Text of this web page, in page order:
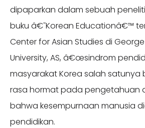
dipaparkan dalam sebuah
buku â€˜Korean Educationâ€™
Center for Asian Studies di
University, AS, â€œsindrom
masyarakat Korea salah satunya
rasa hormat pada pengetahuan
bahwa kesempurnaan manusia
pendidikan.